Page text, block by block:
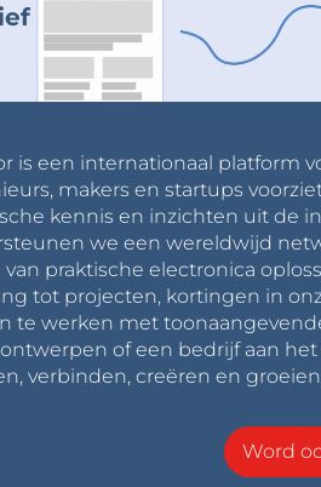
is een internationaal platform
makers en startups
kennis en inzichten uit de
we een wereldwijd
praktische electronica
tot projecten, kortingen in
te werken met
of een bedrijf aan
verbinden, creëren en
Word